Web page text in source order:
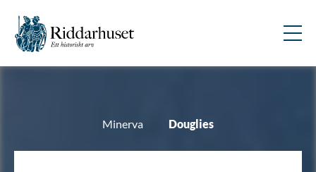
Minerva Douglies